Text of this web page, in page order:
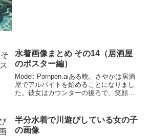
水着画像まとめ その14（居酒屋
のポスター編）
Model: Pornpen.aiある晩、さやかは居酒
屋でアルバイトを始めることになりまし
た。彼女はカウンターの後ろで、笑顔で
ーブルには美味しそうな料理が並び、お
客さん...
半分水着で川遊びしている女の子
の画像